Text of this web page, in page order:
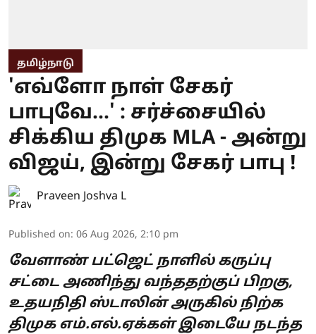
தமிழ்நாடு
'எவ்ளோ நாள் சேகர்
பாபுவே...' : சர்ச்சையில்
சிக்கிய திமுக MLA - அன்று
விஜய், இன்று சேகர் பாபு !
Praveen Joshva L
Published on: 06 Aug 2026, 2:10 pm
வேளாண் பட்ஜெட் நாளில் கருப்பு
சட்டை அணிந்து வந்ததற்குப் பிறகு,
உதயநிதி ஸ்டாலின் அருகில் நிற்க
திமுக எம்.எல்.ஏக்கள் இடையே நடந்த